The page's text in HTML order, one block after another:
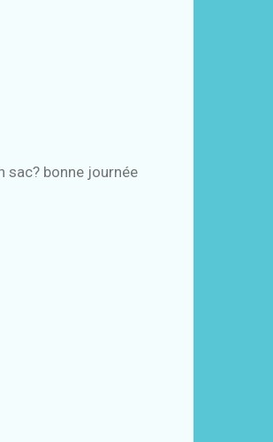
sac? bonne journée